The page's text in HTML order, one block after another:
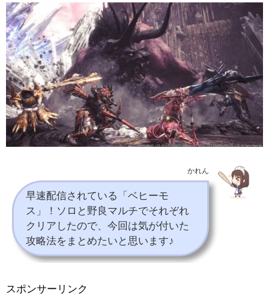
かれん
早速配信されている「ベヒーモ
ス」！ソロと野良マルチでそれぞれ
クリアしたので、今回は気が付いた
攻略法をまとめたいと思います♪
スポンサーリンク